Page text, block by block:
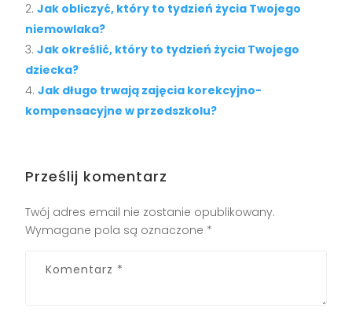
Jak obliczyć, który to tydzień życia Twojego
niemowlaka?
Jak określić, który to tydzień życia Twojego
dziecka?
Jak długo trwają zajęcia korekcyjno-
kompensacyjne w przedszkolu?
Prześlij komentarz
Twój adres email nie zostanie opublikowany.
Wymagane pola są oznaczone *